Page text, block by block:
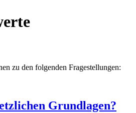
zu den folgenden Fragestellungen:
Grundlagen?